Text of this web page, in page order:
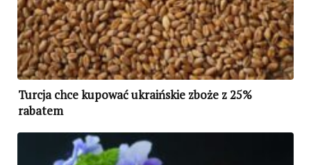
Turcja chce kupować ukraińskie zboże z 25%
rabatem